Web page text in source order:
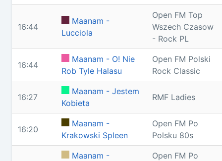
16:44
Maanam -
Lucciola
Open FM Top
Wszech Czasow
- Rock PL
16:44
Maanam - O! Nie
Rob Tyle Halasu
Open FM Polski
Rock Classic
16:27
Maanam - Jestem
Kobieta
RMF Ladies
16:20
Maanam -
Krakowski Spleen
Open FM Po
Polsku 80s
Maanam -
Open FM Po